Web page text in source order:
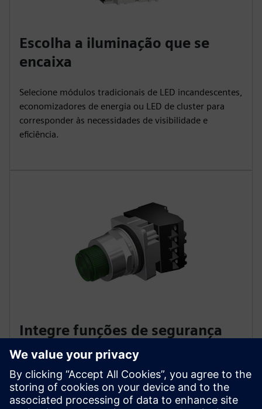
Escolha a iluminação que se
encaixa
Selecione módulos tradicionais de LED incandescentes,
economizadores de energia ou LED de cluster para
corresponder às necessidades de visibilidade e
eficiência.
Integre funções de segurança
facilmente
Adicione operadores de parada de emergência,
push‑pull e twist‑to-release, além de estações de